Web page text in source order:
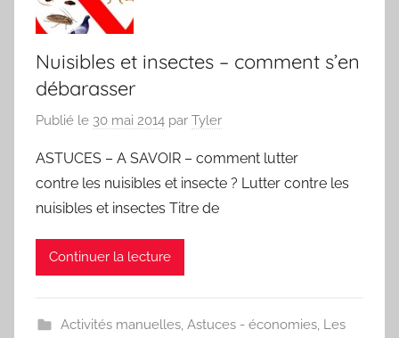
Nuisibles et insectes – comment s’en
débarasser
Publié le 30 mai 2014 par Tyler
ASTUCES – A SAVOIR – comment lutter
contre les nuisibles et insecte ? Lutter contre les
nuisibles et insectes Titre de
Continuer la lecture
Activités manuelles, Astuces - économies, Les